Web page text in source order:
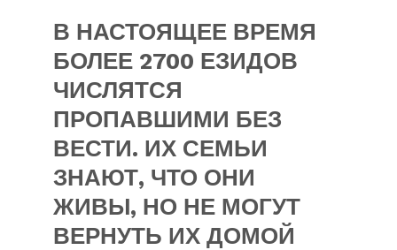
В НАСТОЯЩЕЕ ВРЕМЯ
БОЛЕЕ 2700 ЕЗИДОВ
ЧИСЛЯТСЯ
ПРОПАВШИМИ БЕЗ
ВЕСТИ. ИХ СЕМЬИ
ЗНАЮТ, ЧТО ОНИ
ЖИВЫ, НО НЕ МОГУТ
ВЕРНУТЬ ИХ ДОМОЙ